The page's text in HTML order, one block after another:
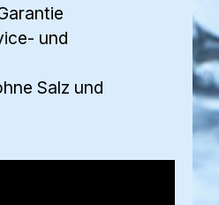
und
Salz und